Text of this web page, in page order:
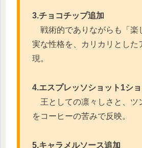
3.チョコチップ追加
戦術的でありながらも「楽
実な性格を、カリカリとした
現。
4.エスプレッソショット1シ
王としての凛々しさと、ツ
をコーヒーの苦みで反映。
5.キャラメルソース追加